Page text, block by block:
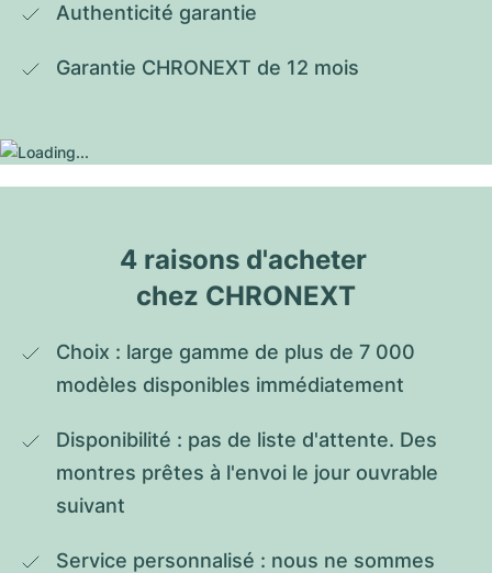
Authenticité garantie
Garantie CHRONEXT de 12 mois
4 raisons d'acheter
chez CHRONEXT
Choix : large gamme de plus de 7 000
modèles disponibles immédiatement
Disponibilité : pas de liste d'attente. Des
montres prêtes à l'envoi le jour ouvrable
suivant
Service personnalisé : nous ne sommes